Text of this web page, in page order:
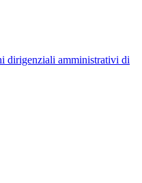
dirigenziali amministrativi di